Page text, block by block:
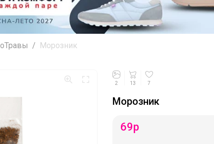
Морозник
2 13 7
Морозник
69р